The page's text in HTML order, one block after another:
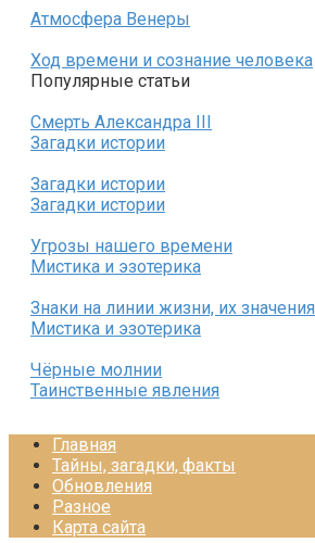
Атмосфера Венеры
Ход времени и сознание человека
Популярные статьи
Смерть Александра III
Загадки истории
Загадки истории
Загадки истории
Угрозы нашего времени
Мистика и эзотерика
Знаки на линии жизни, их
Мистика и эзотерика
Чёрные молнии
Таинственные явления
Главная
Тайны, загадки, факты
Обновления
Разное
Карта сайта